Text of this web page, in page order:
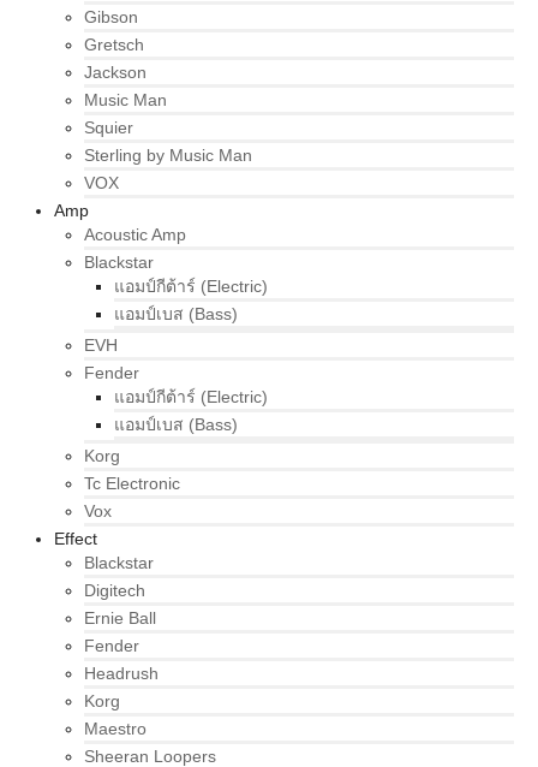
Gibson
Gretsch
Jackson
Music Man
Squier
Sterling by Music Man
VOX
Amp
Acoustic Amp
Blackstar
แอมป์กีต้าร์ (Electric)
แอมป์เบส (Bass)
EVH
Fender
แอมป์กีต้าร์ (Electric)
แอมป์เบส (Bass)
Korg
Tc Electronic
Vox
Effect
Blackstar
Digitech
Ernie Ball
Fender
Headrush
Korg
Maestro
Sheeran Loopers